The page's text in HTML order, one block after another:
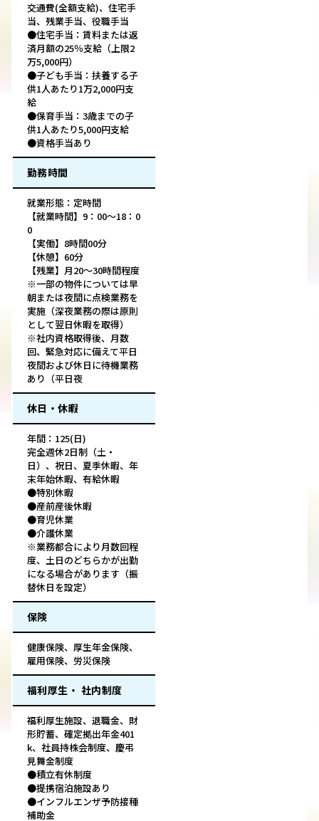
交通費(全額支給)、住宅手
当、残業手当、役職手当
●住宅手当：賃料または返
済月額の25％支給（上限2
万5,000円）
●子ども手当：扶養する子
供1人あたり1万2,000円支
給
●保育手当：3歳までの子
供1人あたり5,000円支給
●資格手当あり
勤務時間
就業形態：定時間
【就業時間】9：00～18：0
0
【実働】8時間00分
【休憩】60分
【残業】月20～30時間程度
※一部の物件については早
朝または夜間に点検業務を
実施（深夜業務の際は原則
として翌日休暇を取得）
※社内資格取得後、月数
回、緊急対応に備えて平日
夜間および休日に待機業務
あり（平日夜
休日・休暇
年間：125(日)
完全週休2日制（土・
日）、祝日、夏季休暇、年
末年始休暇、有給休暇
●特別休暇
●産前産後休暇
●育児休業
●介護休業
※業務都合により月数回程
度、土日のどちらかが出勤
になる場合があります（振
替休日を設定）
保険
健康保険、厚生年金保険、
雇用保険、労災保険
福利厚生・ 社内制度
福利厚生施設、退職金、財
形貯蓄、確定拠出年金401
k、社員持株会制度、慶弔
見舞金制度
●積立有休制度
●提携宿泊施設あり
●インフルエンザ予防接種
補助金